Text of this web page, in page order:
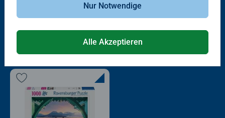
Beliebte Auswahl
Andere Kunden mögen auch
Nur Notwendige
Alle Akzeptieren